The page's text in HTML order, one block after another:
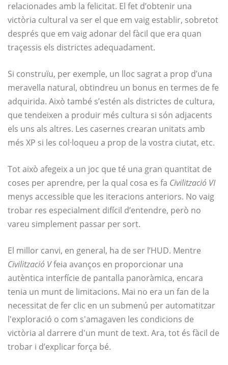
relacionades amb la felicitat. El fet d’obtenir una
victòria cultural va ser el que em vaig establir, sobretot
després que em vaig adonar del fàcil que era quan
traçessis els districtes adequadament.
Si construïu, per exemple, un lloc sagrat a prop d’una
meravella natural, obtindreu un bonus en termes de fe
adquirida. Això també s’estén als districtes de cultura,
que tendeixen a produir més cultura si són adjacents
els uns als altres. Les casernes crearan unitats amb
més XP si les col·loqueu a prop de la vostra ciutat, etc.
Tot això afegeix a un joc que té una gran quantitat de
coses per aprendre, per la qual cosa es fa Civilització VI
menys accessible que les iteracions anteriors. No vaig
trobar res especialment difícil d’entendre, però no
vareu simplement passar per sort.
El millor canvi, en general, ha de ser l’HUD. Mentre
Civilització Vfeia avanços en proporcionar una
autèntica interfície de pantalla panoràmica, encara
tenia un munt de limitacions. Mai no era un fan de la
necessitat de fer clic en un submenú per automatitzar
l'exploració o com s'amagaven les condicions de
victòria al darrere d'un munt de text. Ara, tot és fàcil de
trobar i d’explicar força bé.